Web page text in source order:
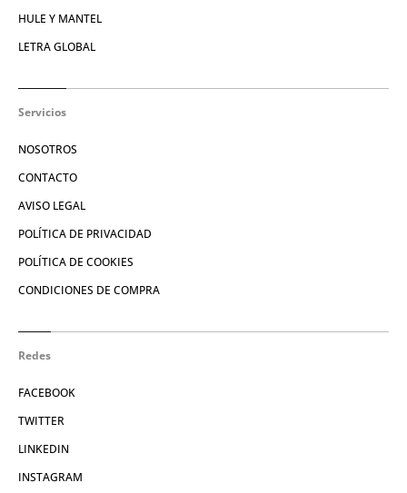
HULE Y MANTEL
LETRA GLOBAL
Servicios
NOSOTROS
CONTACTO
AVISO LEGAL
POLÍTICA DE PRIVACIDAD
POLÍTICA DE COOKIES
CONDICIONES DE COMPRA
Redes
FACEBOOK
TWITTER
LINKEDIN
INSTAGRAM